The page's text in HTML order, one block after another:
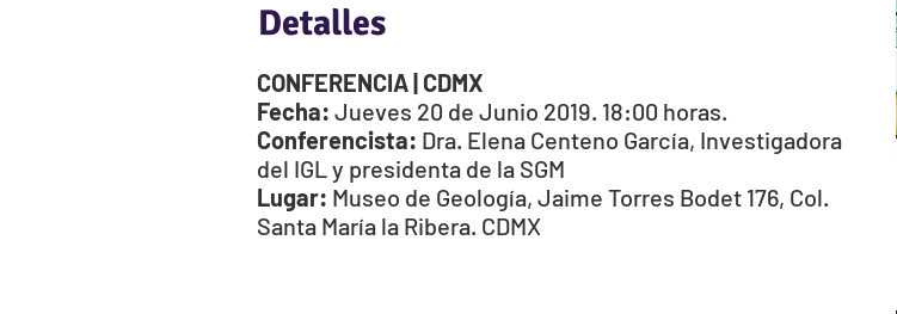
Detalles
CONFERENCIA | CDMX
Fecha: Jueves 20 de Junio 2019. 18:00 horas.
Conferencista: Dra. Elena Centeno García, Investigadora
del IGL y presidenta de la SGM
Lugar: Museo de Geología, Jaime Torres Bodet 176, Col.
Santa María la Ribera. CDMX